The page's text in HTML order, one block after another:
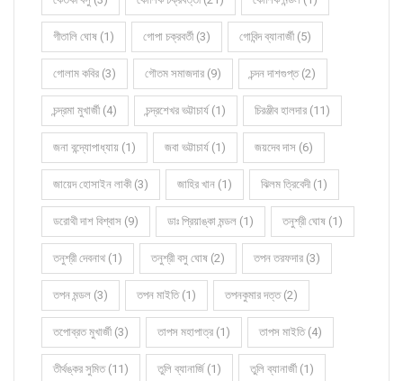
গীতালি ঘোষ (1) গোপা চক্রবর্তী (3) গোবিন্দ ব্যানার্জী (5)
গোলাম কবির (3) গৌতম সমাজদার (9) চন্দন দাশগুপ্ত (2)
চন্দ্রমা মুখার্জী (4) চন্দ্রশেখর ভট্টাচার্য (1) চিরঞ্জীব হালদার (11)
জনা বন্দ্যোপাধ্যায় (1) জবা ভট্টাচার্য (1) জয়দেব দাস (6)
জায়েদ হোসাইন লাকী (3) জাহির খান (1) ঝিলম ত্রিবেদী (1)
ডরোথী দাশ বিশ্বাস (9) ডাঃ প্রিয়াঙ্কা মন্ডল (1) তনুশ্রী ঘোষ (1)
তনুশ্রী দেবনাথ (1) তনুশ্রী বসু ঘোষ (2) তপন তরফদার (3)
তপন মন্ডল (3) তপন মাইতি (1) তপনকুমার দত্ত (2)
তপোব্রত মুখার্জী (3) তাপস মহাপাত্র (1) তাপস মাইতি (4)
তীর্থঙ্কর সুমিত (11) তুলি ব্যানার্জি (1) তুলি ব্যানার্জী (1)